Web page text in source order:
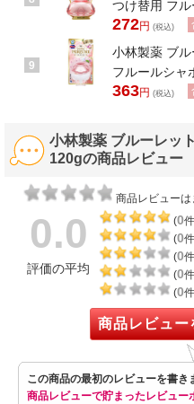
つけ替用 フ
272円 (税込)
9
小林製薬 ブ
フルールシャ
363円 (税込)
小林製薬 ブルーレッ
120gの商品レビュー
商品レビューは
0.0
評価の平均
(0
(0
(0
(0
(0
商品レビュー
この商品の最初のレビューを書き
商品レビューで貯まったレビュー